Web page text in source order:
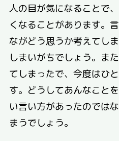
人の目が気になることで
くなることがあります。
ながどう思うか考えてし
しまいがちでしょう。ま
てしまったで、今度はひ
す。どうしてあんなこと
い言い方があったのでは
まうでしょう。